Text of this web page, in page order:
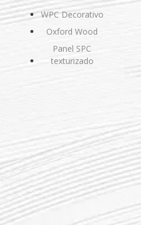
WPC Decorativo
Oxford Wood
Panel SPC
texturizado